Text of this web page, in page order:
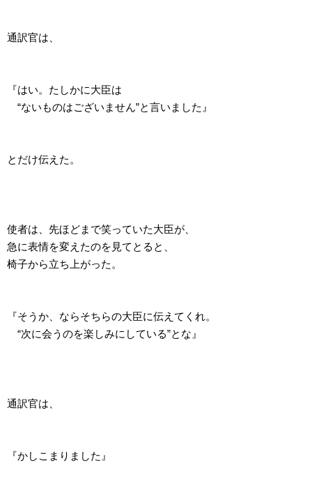
通訳官は、
『はい。たしかに大臣は
“ないものはございません”と言いました』
とだけ伝えた。
使者は、先ほどまで笑っていた大臣が、
急に表情を変えたのを見てとると、
椅子から立ち上がった。
『そうか、ならそちらの大臣に伝えてくれ。
“次に会うのを楽しみにしている”とな』
通訳官は、
『かしこまりました』